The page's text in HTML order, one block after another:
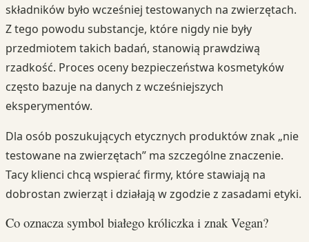
składników było wcześniej testowanych na zwierzętach.
Z tego powodu substancje, które nigdy nie były
przedmiotem takich badań, stanowią prawdziwą
rzadkość. Proces oceny bezpieczeństwa kosmetyków
często bazuje na danych z wcześniejszych
eksperymentów.
Dla osób poszukujących etycznych produktów znak „nie
testowane na zwierzętach” ma szczególne znaczenie.
Tacy klienci chcą wspierać firmy, które stawiają na
dobrostan zwierząt i działają w zgodzie z zasadami etyki.
Co oznacza symbol białego króliczka i znak Vegan?